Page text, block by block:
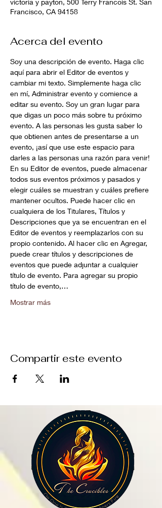
victoria y payton, 500 Terry Francois St. San
Francisco, CA 94158
Acerca del evento
Soy una descripción de evento. Haga clic
aquí para abrir el Editor de eventos y
cambiar mi texto. Simplemente haga clic
en mí, Administrar evento y comience a
editar su evento. Soy un gran lugar para
que digas un poco más sobre tu próximo
evento. A las personas les gusta saber lo
que obtienen antes de presentarse a un
evento, ¡así que use este espacio para
darles a las personas una razón para venir!
En su Editor de eventos, puede almacenar
todos sus eventos próximos y pasados y
elegir cuáles se muestran y cuáles prefiere
mantener ocultos. Puede hacer clic en
cualquiera de los Titulares, Títulos y
Descripciones que ya se encuentran en el
Editor de eventos y reemplazarlos con su
propio contenido. Al hacer clic en Agregar,
puede crear títulos y descripciones de
eventos que puede adjuntar a cualquier
título de evento. Para agregar su propio
título de evento,…
Mostrar más
Compartir este evento